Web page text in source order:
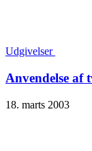
Udgivelser
Anvendelse af
18. marts 2003